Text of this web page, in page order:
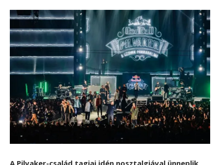
A Pilvaker-család tagjai idén nosztalgiával ünneplik